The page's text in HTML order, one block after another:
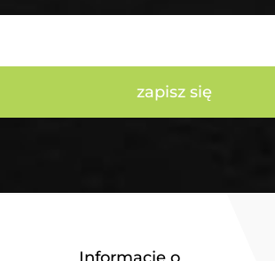
zapisz się
Informacje o